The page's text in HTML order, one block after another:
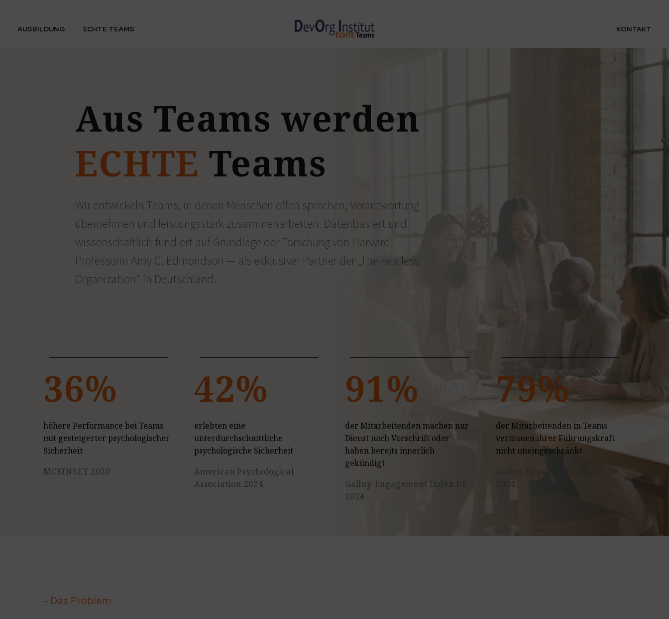
AUSBILDUNG ECHTE TEAMS KONTAKT
Aus Teams werden
ECHTE Teams
Wir entwickeln Teams, in denen Menschen offen sprechen, Verantwortung
übernehmen und leistungsstark zusammenarbeiten. Datenbasiert und
wissenschaftlich fundiert auf Grundlage der Forschung von Harvard-
Professorin Amy C. Edmondson — als exklusiver Partner der „The Fearless
Organization“ in Deutschland.
36%
höhere Performance bei Teams
mit gesteigerter psychologischer
Sicherheit
MCKINSEY 2020
42%
erlebten eine
unterdurchschnittliche
psychologische Sicherheit
American Psychological
Association 2024
91%
der Mitarbeitenden machen nur
Dienst nach Vorschrift oder
haben bereits innerlich
gekündigt
Gallup Engagement Index DE
2024
79%
der Mitarbeitenden in Teams
vertrauen ihrer Führungskraft
nicht uneingeschränkt
2024
- Das Problem